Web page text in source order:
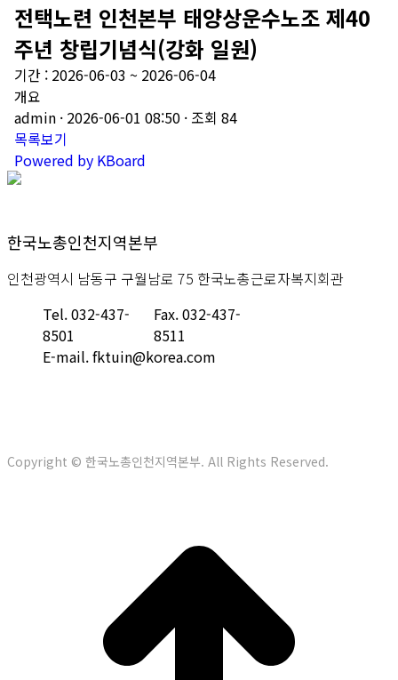
전택노련 인천본부 태양상운수노조 제40
주년 창립기념식(강화 일원)
기간 : 2026-06-03 ~ 2026-06-04
개요
admin · 2026-06-01 08:50 · 조회 84
목록보기
Powered by KBoard
한국노총인천지역본부
인천광역시 남동구 구월남로 75 한국노총근로자복지회관
Tel. 032-437-
8501
Fax. 032-437-
8511
E-mail. fktuin@korea.com
Copyright © 한국노총인천지역본부. All Rights Reserved.